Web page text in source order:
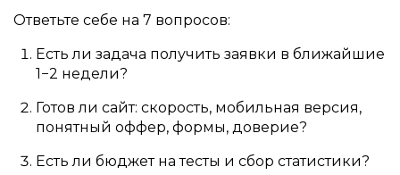
Ответьте себе на 7 вопросов:
Есть ли задача получить заявки в ближайшие
1−2 недели?
Готов ли сайт: скорость, мобильная версия,
понятный оффер, формы, доверие?
Есть ли бюджет на тесты и сбор статистики?